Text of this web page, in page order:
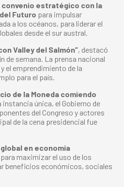
convenio estratégico con la
Futuro para impulsar
a los océanos, para liderar el
desde el sur austral.
Valley del Salmón”, destacó
de semana. La prensa nacional
el emprendimiento de la
para el país.
de la Moneda comiendo
instancia única, el Gobierno de
del Congreso y actores
de la cena presidencial fue
en economía
maximizar el uso de los
beneficios económicos, sociales